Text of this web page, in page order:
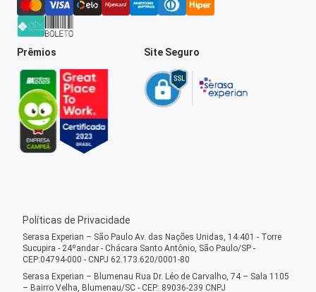
Prêmios Site Seguro
Políticas de Privacidade
Serasa Experian – São Paulo Av. das Nações Unidas, 14.401 - Torre
Sucupira - 24ºandar - Chácara Santo Antônio, São Paulo/SP -
CEP:04794-000 - CNPJ 62.173.620/0001-80
Serasa Experian – Blumenau Rua Dr. Léo de Carvalho, 74 – Sala 1105
– Bairro Velha, Blumenau/SC - CEP: 89036-239 CNPJ